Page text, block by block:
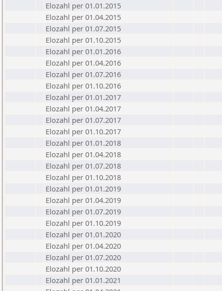
Elozahl per 01.01.2015
Elozahl per 01.04.2015
Elozahl per 01.07.2015
Elozahl per 01.10.2015
Elozahl per 01.01.2016
Elozahl per 01.04.2016
Elozahl per 01.07.2016
Elozahl per 01.10.2016
Elozahl per 01.01.2017
Elozahl per 01.04.2017
Elozahl per 01.07.2017
Elozahl per 01.10.2017
Elozahl per 01.01.2018
Elozahl per 01.04.2018
Elozahl per 01.07.2018
Elozahl per 01.10.2018
Elozahl per 01.01.2019
Elozahl per 01.04.2019
Elozahl per 01.07.2019
Elozahl per 01.10.2019
Elozahl per 01.01.2020
Elozahl per 01.04.2020
Elozahl per 01.07.2020
Elozahl per 01.10.2020
Elozahl per 01.01.2021